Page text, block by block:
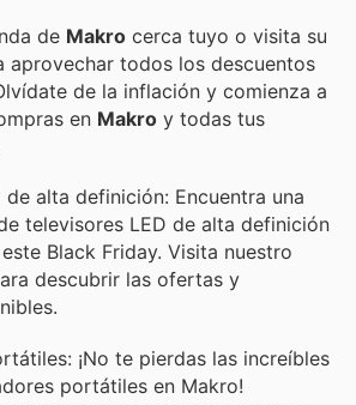
de Makro cerca tuyo o visita su
aprovechar todos los descuentos
de la inflación y comienza a
en Makro y todas tus
de alta definición: Encuentra una
televisores LED de alta definición
Black Friday. Visita nuestro
descubrir las ofertas y
¡No te pierdas las increíbles
portátiles en Makro!